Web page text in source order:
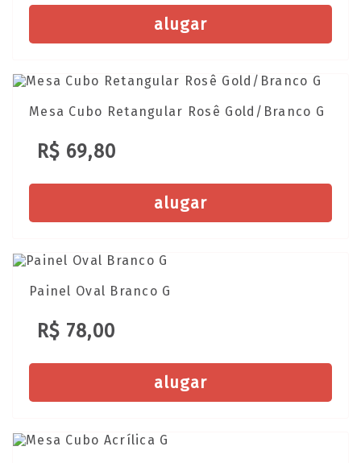
alugar
Mesa Cubo Retangular Rosê Gold/Branco G
R$ 69,80
alugar
Painel Oval Branco G
R$ 78,00
alugar